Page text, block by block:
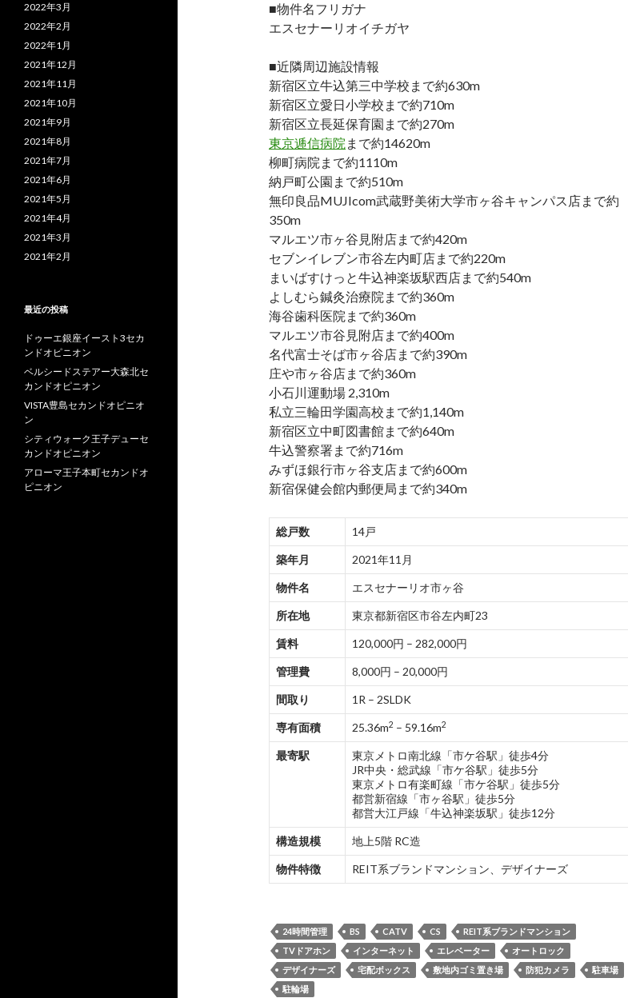
■物件名フリガナ
エスセナーリオイチガヤ
■近隣周辺施設情報
新宿区立牛込第三中学校まで約630m
新宿区立愛日小学校まで約710m
新宿区立長延保育園まで約270m
東京逓信病院 まで約14620m
柳町病院まで約1110m
納戸町公園まで約510m
無印良品MUJIcom武蔵野美術大学市ヶ谷キャンパス店まで約
350m
マルエツ市ヶ谷見附店まで約420m
セブンイレブン市谷左内町店まで約220m
まいばすけっと牛込神楽坂駅西店まで約540m
よしむら鍼灸治療院まで約360m
海谷歯科医院まで約360m
マルエツ市谷見附店まで約400m
名代富士そば市ヶ谷店まで約390m
庄や市ヶ谷店まで約360m
小石川運動場 2,310m
私立三輪田学園高校まで約1,140m
新宿区立中町図書館まで約640m
牛込警察署まで約716m
みずほ銀行市ヶ谷支店まで約600m
新宿保健会館内郵便局まで約340m
総戸数 14戸
築年月 2021年11月
物件名 エスセナーリオ市ヶ谷
所在地 東京都新宿区市谷左内町23
賃料 120,000円 – 282,000円
管理費 8,000円 – 20,000円
間取り 1R – 2SLDK
専有面積 25.36m2 – 59.16m2
最寄駅
東京メトロ南北線「市ケ谷駅」徒歩4分
JR中央・総武線「市ケ谷駅」徒歩5分
東京メトロ有楽町線「市ケ谷駅」徒歩5分
都営新宿線「市ヶ谷駅」徒歩5分
都営大江戸線「牛込神楽坂駅」徒歩12分
構造規模 地上5階 RC造
物件特徴 REIT系ブランドマンション、デザイナーズ
24時間管理 BS CATV CS
REIT系ブランドマンション
TVドアホン
インターネット エレベーター
オートロック
デザイナーズ
宅配ボックス 敷地内ゴミ置き場 防犯カメラ
駐車場
駐輪場
2022年3月
2022年2月
2022年1月
2021年12月
2021年11月
2021年10月
2021年9月
2021年8月
2021年7月
2021年6月
2021年5月
2021年4月
2021年3月
2021年2月
最近の投稿
ドゥーエ銀座イースト3セカ
ンドオピニオン
ベルシードステアー大森北セ
カンドオピニオン
VISTA豊島セカンドオピニオ
ン
シティウォーク王子デューセ
カンドオピニオン
アローマ王子本町セカンドオ
ピニオン